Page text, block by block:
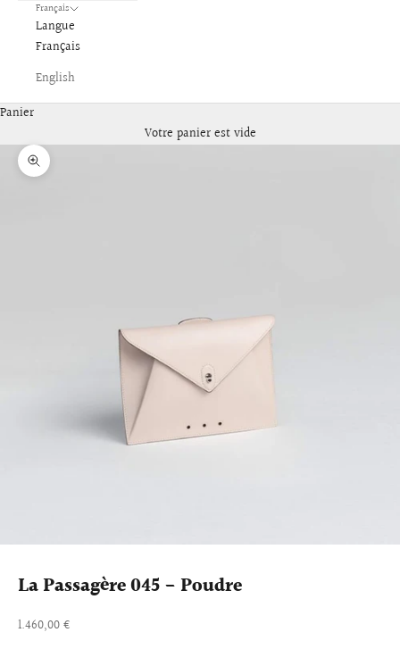
Français
Langue
Français
English
Panier
Votre panier est vide
Zoomer sur l'image
La Passagère 045 - Poudre
Prix de vente
1.460,00 €